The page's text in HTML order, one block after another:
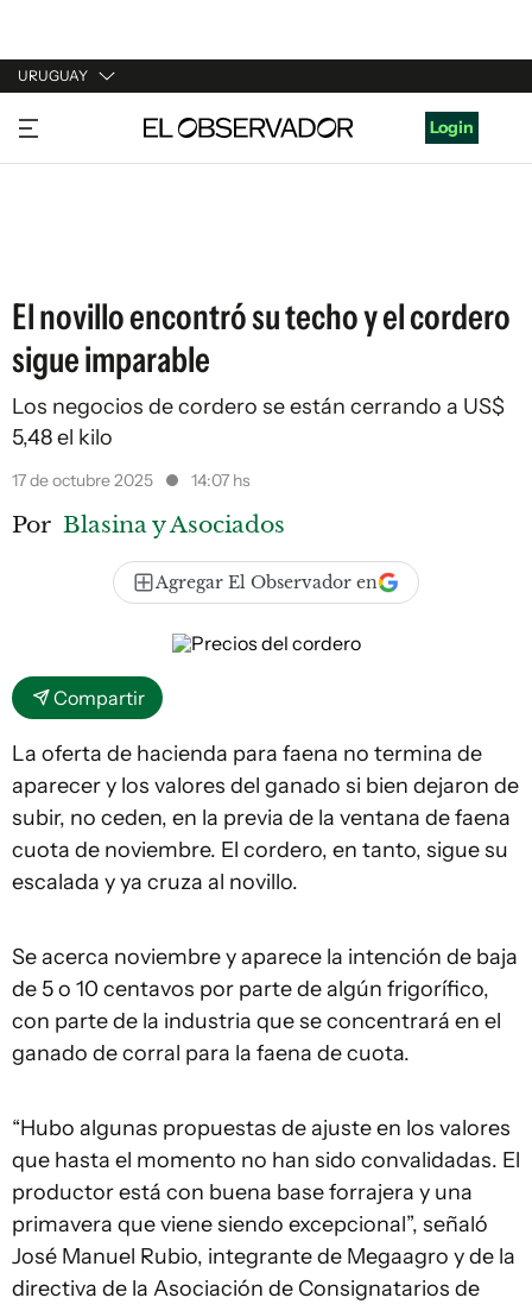
URUGUAY
URUGUAY
ARGENTINA
Login
El novillo encontró su techo y el cordero
sigue imparable
Los negocios de cordero se están cerrando a US$
5,48 el kilo
17 de octubre 2025 14:07 hs
Por Blasina y Asociados
Agregar El Observador en
Compartir
La oferta de hacienda para faena no termina de
aparecer y los valores del ganado si bien dejaron de
subir, no ceden, en la previa de la ventana de faena
cuota de noviembre. El cordero, en tanto, sigue su
escalada y ya cruza al novillo.
Se acerca noviembre y aparece la intención de baja
de 5 o 10 centavos por parte de algún frigorífico,
con parte de la industria que se concentrará en el
ganado de corral para la faena de cuota.
“Hubo algunas propuestas de ajuste en los valores
que hasta el momento no han sido convalidadas. El
productor está con buena base forrajera y una
primavera que viene siendo excepcional”, señaló
José Manuel Rubio, integrante de Megaagro y de la
directiva de la Asociación de Consignatarios de